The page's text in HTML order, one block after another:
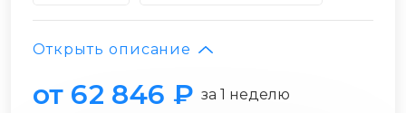
Открыть описание
от 62 846 ₽ за 1 неделю